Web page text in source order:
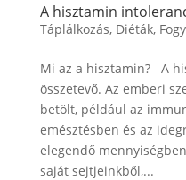
A hisztamin
Táplálkozás, Diéták,
Mi az a hisztamin? A
összetevő. Az emberi
betölt, például az
emésztésben és az
elegendő
saját sejtjeinkből,...